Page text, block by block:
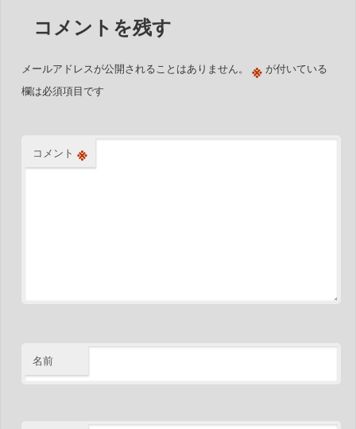
コメントを残す
メールアドレスが公開されることはありません。 ※ が付いている
欄は必須項目です
コメント ※
名前